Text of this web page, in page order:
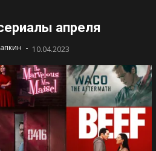
апреля
- 10.04.2023